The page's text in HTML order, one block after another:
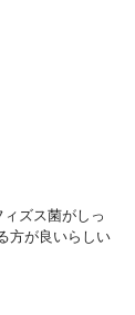
ズス菌がしっ
方が良いらしい